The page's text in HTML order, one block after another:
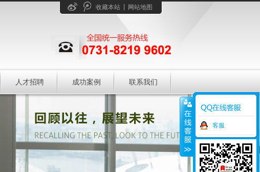
收藏本站 网站地图
人才招聘 成功案例 联系我们
客服